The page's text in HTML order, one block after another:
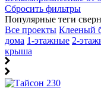
Сбросить фильтры
Популярные теги
Все проекты Клееный
дома 1-этажные 2-
крыша